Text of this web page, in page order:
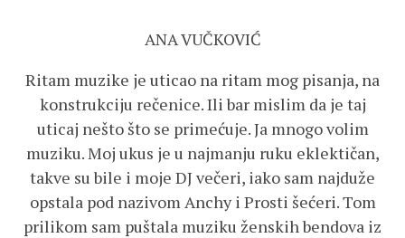
ANA VUČKOVIĆ
Ritam muzike je uticao na ritam mog pisanja, na
konstrukciju rečenice. Ili bar mislim da je taj
uticaj nešto što se primećuje. Ja mnogo volim
muziku. Moj ukus je u najmanju ruku eklektičan,
takve su bile i moje DJ večeri, iako sam najduže
opstala pod nazivom Anchy i Prosti šećeri. Tom
prilikom sam puštala muziku ženskih bendova iz